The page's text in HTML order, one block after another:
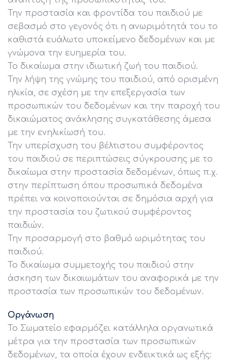
Την προστασία και φροντίδα του παιδιού με
σεβασμό στο γεγονός ότι η ανωριμότητά του το
καθιστά ευάλωτο υποκείμενο δεδομένων και με
γνώμονα την ευημερία του.
Το δικαίωμα στην ιδιωτική ζωή του παιδιού.
Την λήψη της γνώμης του παιδιού, από ορισμένη
ηλικία, σε σχέση με την επεξεργασία των
προσωπικών του δεδομένων και την παροχή του
δικαιώματος ανάκλησης συγκατάθεσης άμεσα
με την ενηλικίωσή του.
Την υπερίσχυση του βέλτιστου συμφέροντος
του παιδιού σε περιπτώσεις σύγκρουσης με το
δικαίωμα στην προστασία δεδομένων, όπως π.χ.
στην περίπτωση όπου προσωπικά δεδομένα
πρέπει να κοινοποιούνται σε δημόσια αρχή για
την προστασία του ζωτικού συμφέροντος
παιδιών.
Την προσαρμογή στο βαθμό ωριμότητας του
παιδιού.
Το δικαίωμα συμμετοχής του παιδιού στην
άσκηση των δικαιωμάτων του αναφορικά με την
προστασία των προσωπικών του δεδομένων.
Οργάνωση
Το Σωματείο εφαρμόζει κατάλληλα οργανωτικά
μέτρα για την προστασία των προσωπικών
δεδομένων, τα οποία έχουν ενδεικτικά ως εξής: